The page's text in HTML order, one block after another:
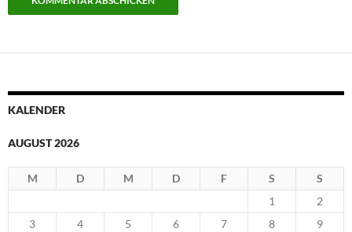
KALENDER
AUGUST 2026
M D M D F S S
1
2
3
4 5 6 7 8
9